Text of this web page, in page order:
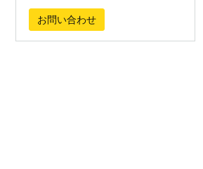
お問い合わせ